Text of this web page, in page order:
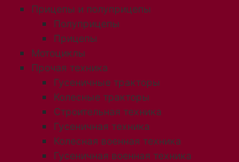
Прицепы и полуприцепы
Полуприцепы
Прицепы
Мотоциклы
Прочая техника
Гусеничные тракторы
Колесные тракторы
Строительная техника
Гусеничная техника
Колесная военная техника
Гусеничная военная техника